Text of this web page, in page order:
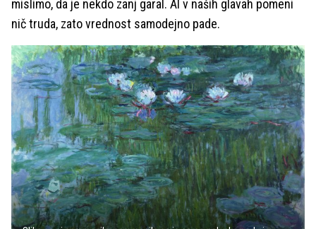
mislimo, da je nekdo zanj garal. AI v naših glavah pomeni
nič truda, zato vrednost samodejno pade.